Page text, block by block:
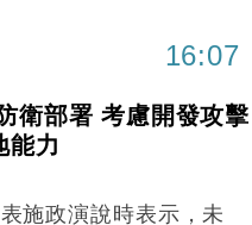
GDP預測至4.5% 看好貿易
要求交「保證金」 43歲女子
16:07
衛部署 考慮開發攻擊
能力
施政演說時表示，未